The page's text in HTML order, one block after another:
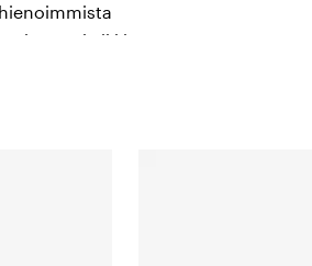
kaikki tuotteet